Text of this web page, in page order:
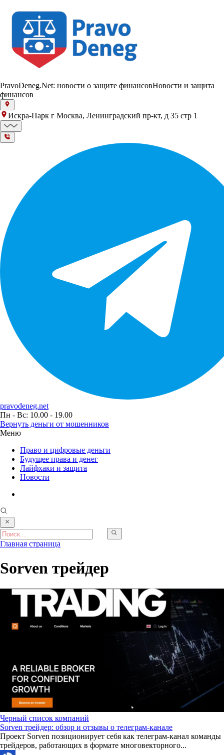
PravoDeneg.Net: новости о защите финансовНовости и защита
финансов
Искра-Парк г Москва, Ленинградский пр-кт, д 35 стр 1
pravodeneg.net
Пн - Вс: 10.00 - 19.00
Вернуть деньги от мошенников
Меню
Право и цифровые деньги
Будущее права и денег
Лайфхаки и защита
Новости
Главная страница
Sorven трейдер
Черный список компаний
Sorven трейдер: обзор и отзывы о телеграм-канале
Проект Sorven позиционирует себя как телеграм-канал команды
трейдеров, работающих в формате многовекторного...